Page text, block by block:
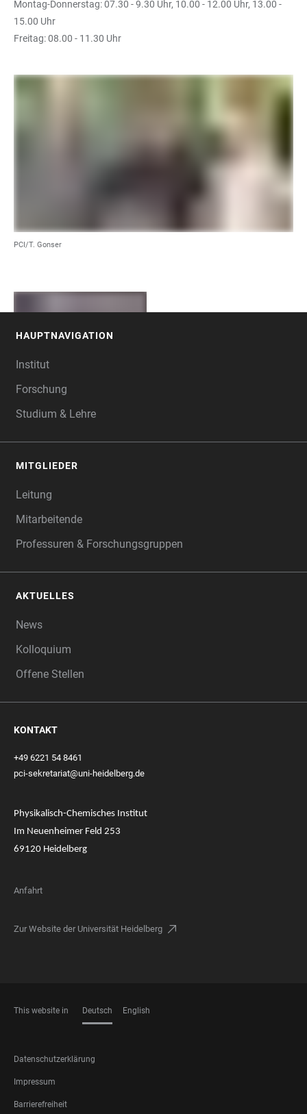
Montag-Donnerstag: 07.30 - 9.30 Uhr, 10.00 - 12.00 Uhr, 13.00 -
15.00 Uhr
Freitag: 08.00 - 11.30 Uhr
PCI/T. Gonser
HAUPTNAVIGATION
Institut
Forschung
Studium & Lehre
MITGLIEDER
Leitung
Mitarbeitende
Professuren & Forschungsgruppen
AKTUELLES
News
Kolloquium
Offene Stellen
KONTAKT
+49 6221 54 8461
pci-sekretariat@uni-heidelberg.de
Physikalisch-Chemisches Institut
Im Neuenheimer Feld 253
69120 Heidelberg
Anfahrt
Zur Website der Universität Heidelberg
This website in Deutsch English
FOOTER
LEGAL
Datenschutzerklärung
Impressum
Barrierefreiheit